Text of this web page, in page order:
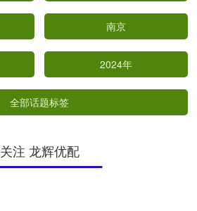
南京
2024年
全部话题标签
关注 龙辉优配